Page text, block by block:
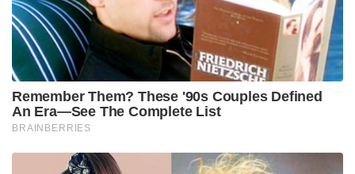
എന്നതിനാൽ പൊതുജനങ്ങൾക്ക് ഇതിൽ നിന്നുള്ള
ഭീഷണി വളരെ കുറവാണെന്ന് യുഎസ് സിഡിസി
അറിയിച്ചു.
2. വൈറസിനെക്കുറിച്ചുള്ള കൃത്യമായ ധാരണ
2020-ൽ കോവിഡ് റിപ്പോർട്ട് ചെയ്യുമ്പോൾ അത്
ശാസ്ത്രലോകത്തിന് പുതിയൊരു വൈറസായിരുന്നു.
പഠനങ്ങൾ നടക്കുന്നുണ്ട്. ഇത് എങ്ങനെ